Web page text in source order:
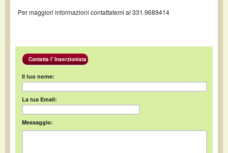
Per maggiori informazioni contattatemi al 331.9689414
Contatta l' Inserzionista
Il tuo nome:
La tua Email:
Messaggio: